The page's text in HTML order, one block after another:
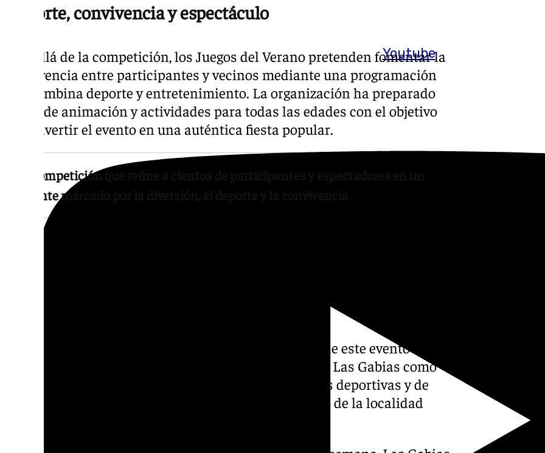
Youtube
Deporte, convivencia y espectáculo
Más allá de la competición, los Juegos del Verano pretenden fomentar la
convivencia entre participantes y vecinos mediante una programación
que combina deporte y entretenimiento. La organización ha preparado
zonas de animación y actividades para todas las edades con el objetivo
de convertir el evento en una auténtica fiesta popular.
Una competición que reúne a cientos de participantes y espectadores en un
ambiente marcado por la diversión, el deporte y la convivencia
Desde el Ayuntamiento destacan que la celebración de este evento
supone una oportunidad para proyectar la imagen de Las Gabias como
municipio referente en la organización de actividades deportivas y de
ocio, además de dinamizar la vida social y económica de la localidad